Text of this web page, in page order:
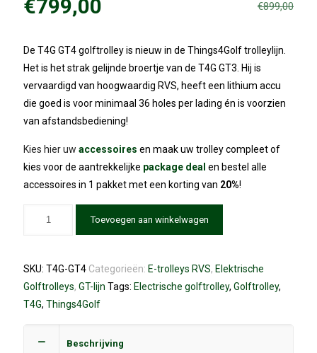
€899,00
Oorspronkelijke
was:
€899,00.
€799,00
is:
€799,00.
De T4G GT4 golftrolley is nieuw in de Things4Golf trolleylijn.
Het is het strak gelijnde broertje van de T4G GT3. Hij is
vervaardigd van hoogwaardig RVS, heeft een lithium accu
die goed is voor minimaal 36 holes per lading én is voorzien
van afstandsbediening!
Kies hier uw accessoires en maak uw trolley compleet of
kies voor de aantrekkelijke package deal en bestel alle
accessoires in 1 pakket met een korting van 20%!
Toevoegen aan winkelwagen
SKU: T4G-GT4 Categorieën: E-trolleys RVS, Elektrische
Golftrolleys, GT-lijn Tags: Electrische golftrolley, Golftrolley,
T4G, Things4Golf
Beschrijving